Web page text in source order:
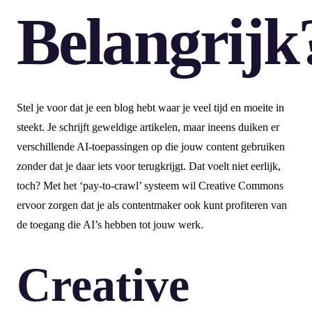
Stel je voor dat je een blog hebt waar je veel tijd en moeite in
steekt. Je schrijft geweldige artikelen, maar ineens duiken er
verschillende AI-toepassingen op die jouw content gebruiken
zonder dat je daar iets voor terugkrijgt. Dat voelt niet eerlijk,
toch? Met het ‘pay-to-crawl’ systeem wil Creative Commons
ervoor zorgen dat je als contentmaker ook kunt profiteren van
de toegang die AI’s hebben tot jouw werk.
Creative